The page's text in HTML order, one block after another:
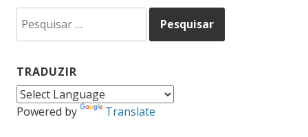
por:
TRADUZIR
Powered by Translate